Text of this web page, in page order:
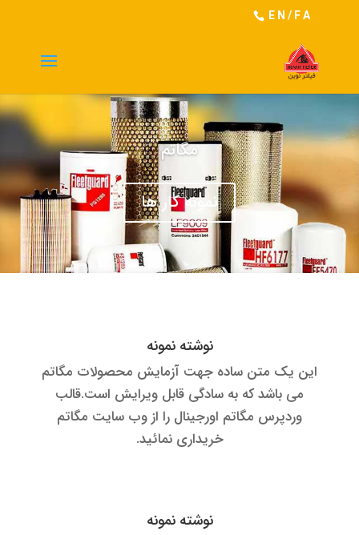
EN/FA
مگاتم
نمونه کار ها
نوشته نمونه
این یک متن ساده جهت آزمایش محصولات مگاتم
می باشد که به سادگی قابل ویرایش است.قالب
وردپرس مگاتم اورجینال را از وب سایت مگاتم
خریداری نمائید.
نوشته نمونه